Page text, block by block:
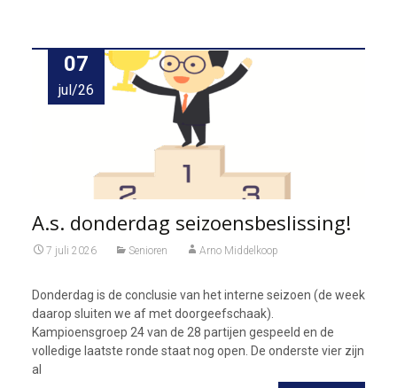
07
jul/26
A.s. donderdag seizoensbeslissing!
7 juli 2026 Senioren Arno Middelkoop
Donderdag is de conclusie van het interne seizoen (de week
daarop sluiten we af met doorgeefschaak).
Kampioensgroep 24 van de 28 partijen gespeeld en de
volledige laatste ronde staat nog open. De onderste vier zijn
al